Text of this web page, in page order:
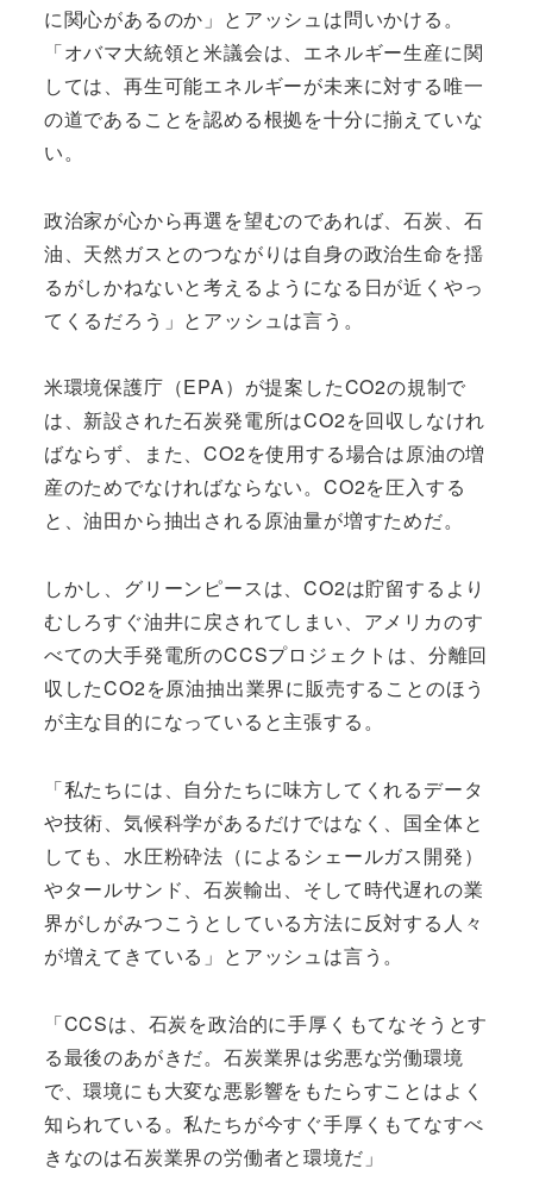
に関心があるのか」とアッシュは問いかける。
「オバマ大統領と米議会は、エネルギー生産に関
しては、再生可能エネルギーが未来に対する唯一
の道であることを認める根拠を十分に揃えていな
い。
政治家が心から再選を望むのであれば、石炭、石
油、天然ガスとのつながりは自身の政治生命を揺
るがしかねないと考えるようになる日が近くやっ
てくるだろう」とアッシュは言う。
米環境保護庁（EPA）が提案したCO2の規制で
は、新設された石炭発電所はCO2を回収しなけれ
ばならず、また、CO2を使用する場合は原油の増
産のためでなければならない。CO2を圧入する
と、油田から抽出される原油量が増すためだ。
しかし、グリーンピースは、CO2は貯留するより
むしろすぐ油井に戻されてしまい、アメリカのす
べての大手発電所のCCSプロジェクトは、分離回
収したCO2を原油抽出業界に販売することのほう
が主な目的になっていると主張する。
「私たちには、自分たちに味方してくれるデータ
や技術、気候科学があるだけではなく、国全体と
しても、水圧粉砕法（によるシェールガス開発）
やタールサンド、石炭輸出、そして時代遅れの業
界がしがみつこうとしている方法に反対する人々
が増えてきている」とアッシュは言う。
「CCSは、石炭を政治的に手厚くもてなそうとす
る最後のあがきだ。石炭業界は劣悪な労働環境
で、環境にも大変な悪影響をもたらすことはよく
知られている。私たちが今すぐ手厚くもてなすべ
きなのは石炭業界の労働者と環境だ」